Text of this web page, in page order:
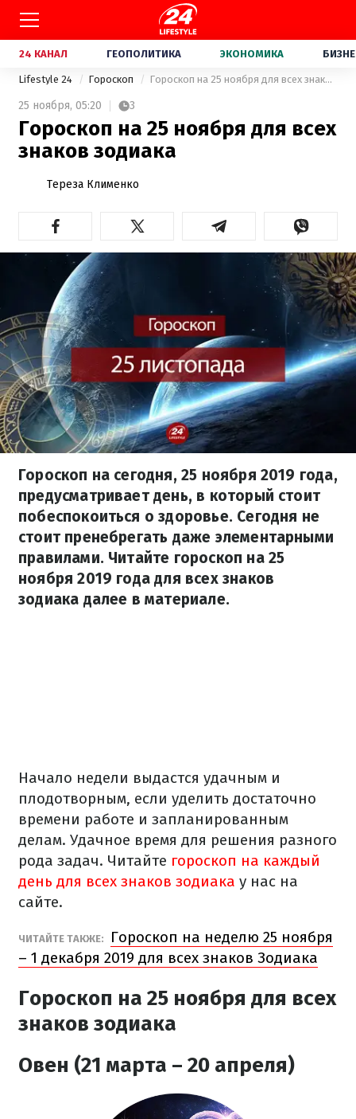
24 КАНАЛ ГЕОПОЛИТИКА ЭКОНОМИКА
Lifestyle 24 Гороскоп Гороскоп на 25 ноября для всех знаков зодиака
25 ноября, 05:20 3
Гороскоп на 25 ноября для всех
знаков зодиака
Тереза Клименко
Гороскоп на сегодня, 25 ноября 2019 года,
предусматривает день, в который стоит
побеспокоиться о здоровье. Сегодня не
стоит пренебрегать даже элементарными
правилами. Читайте гороскоп на 25
ноября 2019 года для всех знаков
зодиака далее в материале.
Начало недели выдастся удачным и
плодотворным, если уделить достаточно
времени работе и запланированным
делам. Удачное время для решения разного
рода задач. Читайте гороскоп на каждый
день для всех знаков зодиака у нас на
сайте.
ЧИТАЙТЕ ТАКЖЕ:
Гороскоп на неделю 25 ноября
– 1 декабря 2019 для всех знаков Зодиака
Гороскоп на 25 ноября для всех
знаков зодиака
Овен (21 марта – 20 апреля)